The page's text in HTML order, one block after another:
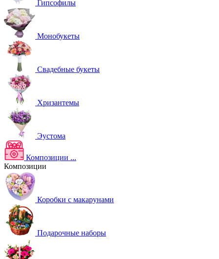
Гипсофилы
Монобукеты
Свадебные букеты
Хризантемы
Эустома
Композиции ...
Композиции
Коробки с макарунами
Подарочные наборы